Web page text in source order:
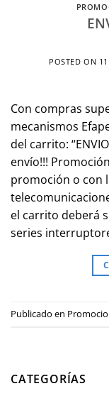
POSTED ON
Con compras
mecanismos
del carrito:
envío!!!
promoción o con
el carrito deberá
series
Publicado en
CATEGORÍAS